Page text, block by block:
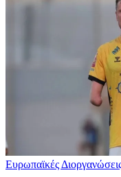
Ευρωπαϊκές